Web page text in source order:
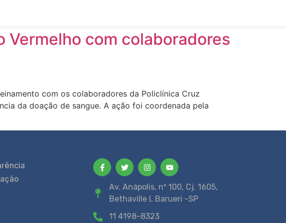
Vermelho com colaboradores
com os colaboradores da Policlínica Cruz
da doação de sangue. A ação foi coordenada pela
Av. Anápolis, nº 100, Cj. 1605,
Bethaville I, Barueri -SP
11 4198-8323